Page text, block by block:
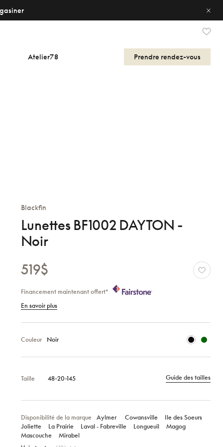
Atelier78 Prendre rendez-vous
Blackfin
Lunettes BF1002 DAYTON -
Noir
519$
Financement maintenant offert*
En savoir plus
Couleur Noir
Taille 48-20-145 Guide des tailles
Disponibilité de la marque Aylmer Cowansville
Ile des Soeurs
Joliette
La Prairie Laval ‑ Fabreville Longueuil
Magog
Mascouche
Mirabel